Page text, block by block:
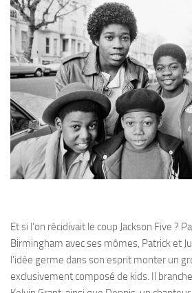
Et si l’on récidivait le coup Jackson Five ?
Birmingham avec ses mômes, Patrick et
l’idée germe dans son esprit monter un
exclusivement composé de kids. Il